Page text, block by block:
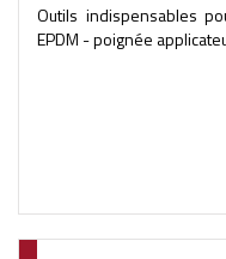
Outils indispensables
EPDM - poignée